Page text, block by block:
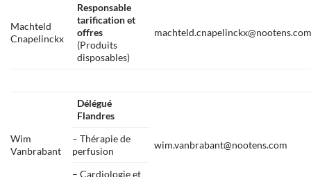
Machteld
Cnapelinckx
Responsable
tarification et
offres
(Produits
disposables)
Wim
Vanbrabant
Délégué
Flandres
wim.vanbrabant@nootens.com
– Thérapie de
perfusion
– Cardiologie et